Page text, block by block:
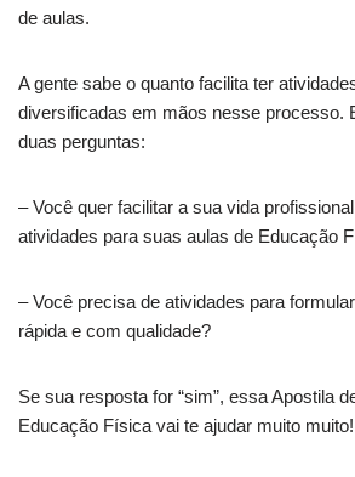
de aulas.
A gente sabe o quanto facilita ter
diversificadas em mãos nesse processo.
duas perguntas:
– Você quer facilitar a sua vida
atividades para suas aulas de Educação
– Você precisa de atividades para
rápida e com qualidade?
Se sua resposta for “sim”, essa Apostila
Educação Física vai te ajudar muito muito!